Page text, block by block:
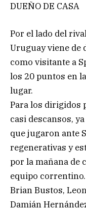
DUEÑO DE CASA
Por el lado del
Uruguay viene de
como visitante a
los 20 puntos en
lugar.
Para los dirigidos
casi descansos,
que jugaron ante
regenerativas y
por la mañana de
equipo correntino.
Brian Bustos,
Damián